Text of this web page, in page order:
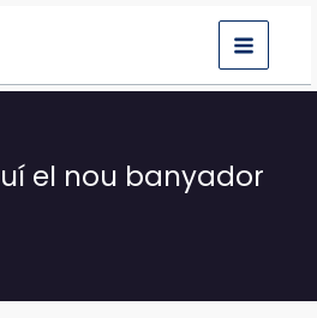
el nou banyador